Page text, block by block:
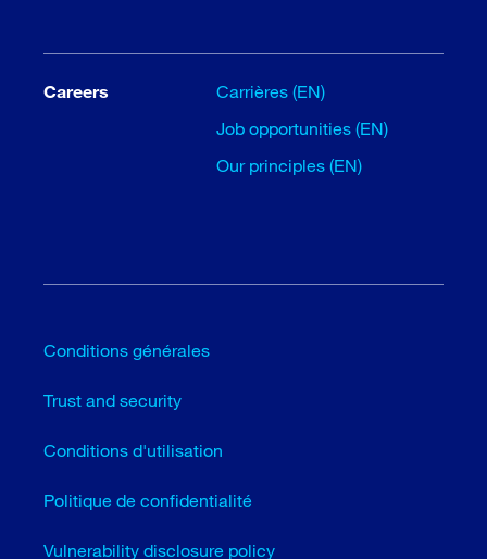
Careers
Carrières (EN)
Job opportunities (EN)
Our principles (EN)
Conditions générales
Trust and security
Conditions d'utilisation
Politique de confidentialité
Vulnerability disclosure policy